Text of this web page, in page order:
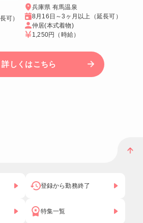
可）
兵庫県 有馬温泉
8月16日～3ヶ月以上（延長可）
仲居(本式着物)
1,250円 （時給）
詳しくはこちら
登録から勤務終了
特集一覧